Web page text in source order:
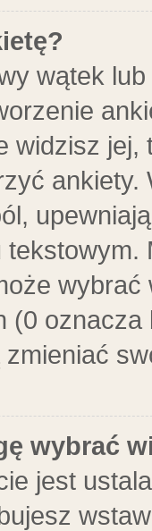
wątek
widzisz
ankiety.
(0
wybrać
jest